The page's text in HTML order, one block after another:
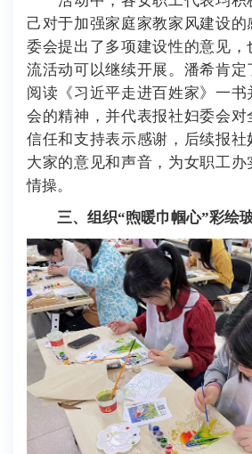
己对于加强家庭家教家风建设的
委会提出了多项建设性的意见，
流活动可以继续开展。潘希肯
阅读《习近平走进百姓家》一
会的精神 ，并代表报社妇委会对
信任和支持表示感谢，后续报社
大家的意见和声音，为女职工
情操。
三、组织“煦暖巾帼心”彩绘